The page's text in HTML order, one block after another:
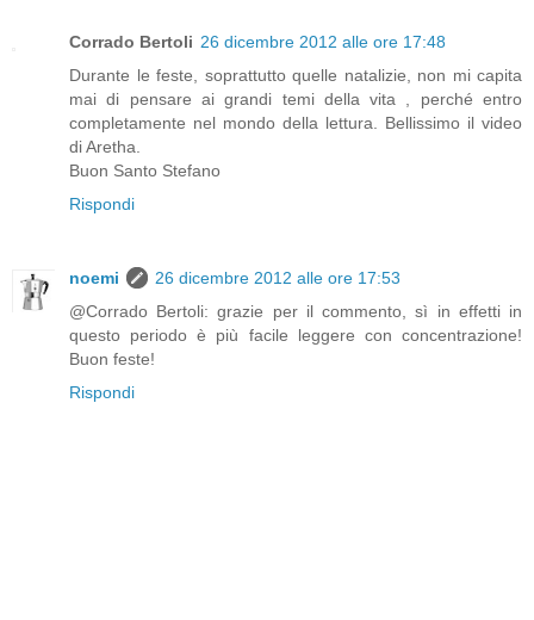
Corrado Bertoli 26 dicembre 2012 alle ore 17:48
Durante le feste, soprattutto quelle natalizie, non mi capita
mai di pensare ai grandi temi della vita , perché entro
completamente nel mondo della lettura. Bellissimo il video
di Aretha.
Buon Santo Stefano
Rispondi
noemi
26 dicembre 2012 alle ore 17:53
@Corrado Bertoli: grazie per il commento, sì in effetti in
questo periodo è più facile leggere con concentrazione!
Buon feste!
Rispondi